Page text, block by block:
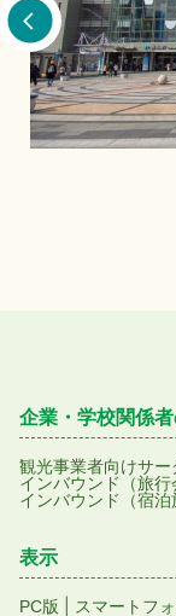
企業・学校関係
観光事業者向けサー
インバウンド（旅行
インバウンド（宿泊
表示
PC版 スマートフ